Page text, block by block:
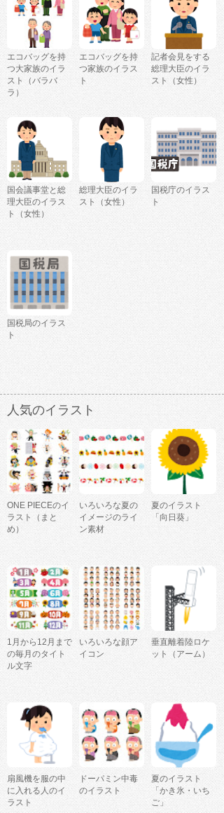
エコバッグを持
つ大家族のイラ
スト（バラバ
ラ）
エコバッグを持
つ家族のイラス
ト
記者会見をする
総理大臣のイラ
スト（女性）
国会議事堂と総
理大臣のイラス
ト（女性）
総理大臣のイラ
スト（女性）
国税庁のイラス
ト
国税局のイラス
ト
人気のイラスト
ONE PIECEのイ
ラスト（まと
め）
いろいろな夏の
イメージのライ
ン素材
夏のイラスト
「向日葵」
1月から12月まで
の毎月のタイト
ル文字
いろいろな顔ア
イコン
垂直離着陸ロケ
ット（アーム）
扇風機を服の中
に入れる人のイ
ラスト
ドーパミン中毒
のイラスト
夏のイラスト
「かき氷・いち
ご」